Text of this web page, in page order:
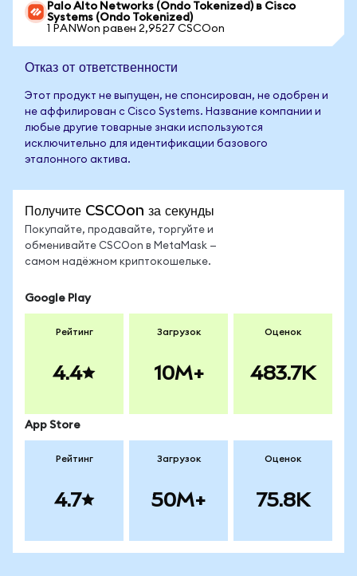
Palo Alto Networks (Ondo Tokenized) в Cisco
Systems (Ondo Tokenized)
1 PANWon равен 2,9527 CSCOon
Отказ от ответственности
Этот продукт не выпущен, не спонсирован, не одобрен и
не аффилирован с Cisco Systems. Название компании и
любые другие товарные знаки используются
исключительно для идентификации базового
эталонного актива.
Получите CSCOon за секунды
Покупайте, продавайте, торгуйте и
обменивайте CSCOon в MetaMask —
самом надёжном криптокошельке.
Google Play
Рейтинг
4.4
Загрузок
10M+
Оценок
483.7K
App Store
Рейтинг
4.7
Загрузок
50M+
Оценок
75.8K